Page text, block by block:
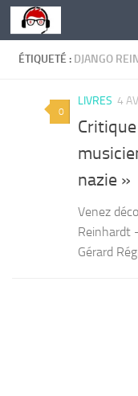
Skip to content
ÉTIQUETÉ : DJANGO
0
LIVRES 4
nazie »
Venez
Reinhardt
Gérard